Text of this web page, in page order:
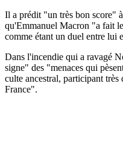
Il a prédit "un très bon score"
qu'Emmanuel Macron "a fait
comme étant un duel entre lui
Dans l'incendie qui a ravagé
signe" des "menaces qui
culte ancestral, participant
France".